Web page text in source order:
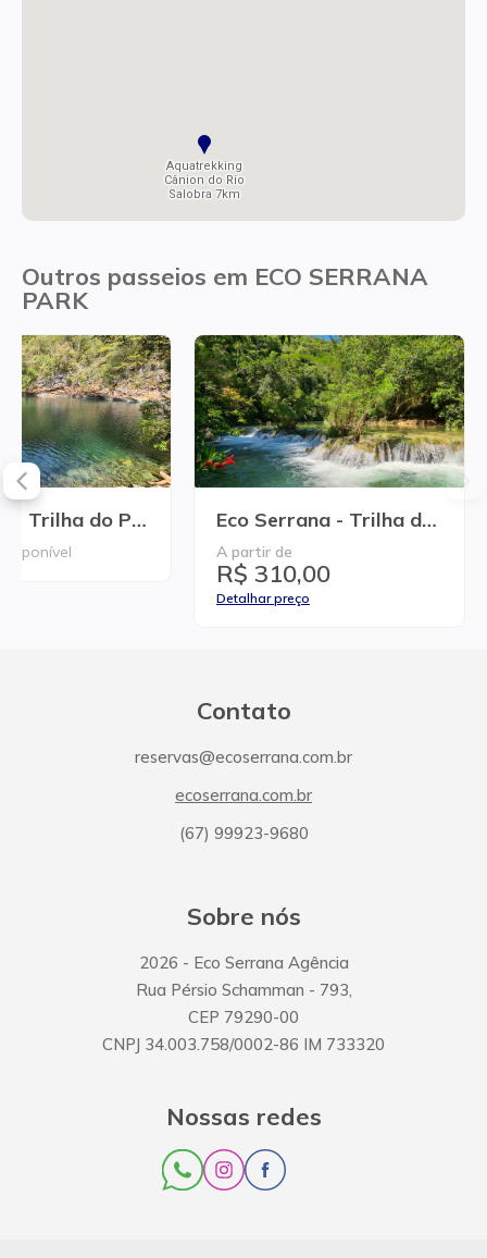
Aquatrekking
Cânion do Rio
Salobra 7km
Outros passeios em ECO SERRANA
PARK
Exclusivo - Trilha do Poção Eco Serrana - Trilha do Funil 2km
A partir de
R$ 310,00
Detalhar preço
Contato
reservas@ecoserrana.com.br
ecoserrana.com.br
(67) 99923-9680
Sobre nós
2026 - Eco Serrana Agência
Rua Pérsio Schamman - 793,
CEP 79290-00
CNPJ 34.003.758/0002-86 IM 733320
Nossas redes